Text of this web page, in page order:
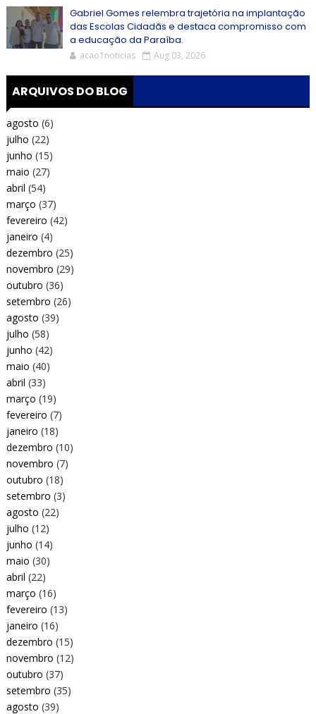
Gabriel Gomes relembra trajetória na implantação
das Escolas Cidadãs e destaca compromisso com
a educação da Paraíba.
acao1noticias Aug 03, 2026
ARQUIVOS DO BLOG
agosto (6)
julho (22)
junho (15)
maio (27)
abril (54)
março (37)
fevereiro (42)
janeiro (4)
dezembro (25)
novembro (29)
outubro (36)
setembro (26)
agosto (39)
julho (58)
junho (42)
maio (40)
abril (33)
março (19)
fevereiro (7)
janeiro (18)
dezembro (10)
novembro (7)
outubro (18)
setembro (3)
agosto (22)
julho (12)
junho (14)
maio (30)
abril (22)
março (16)
fevereiro (13)
janeiro (16)
dezembro (15)
novembro (12)
outubro (37)
setembro (35)
agosto (39)